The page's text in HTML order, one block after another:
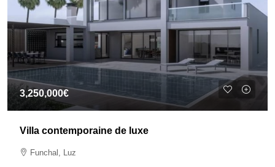
3,250,000€
Villa contemporaine de luxe
Funchal, Luz